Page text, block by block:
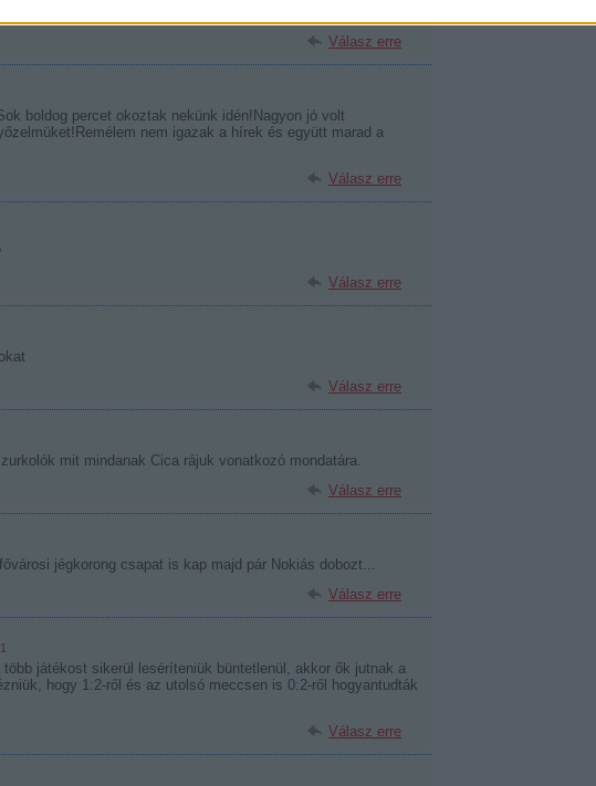
Válasz erre
boldog percet okoztak nekünk idén!Nagyon jó volt
nem igazak a hírek és együtt marad a
Válasz erre
Válasz erre
Válasz erre
mit mindanak Cica rájuk vonatkozó mondatára.
Válasz erre
jégkorong csapat is kap majd pár Nokiás dobozt...
Válasz erre
játékost sikerül leséríteniük büntetlenül, akkor ők jutnak a
hogy 1:2-ről és az utolsó meccsen is 0:2-ről hogyantudták
Válasz erre